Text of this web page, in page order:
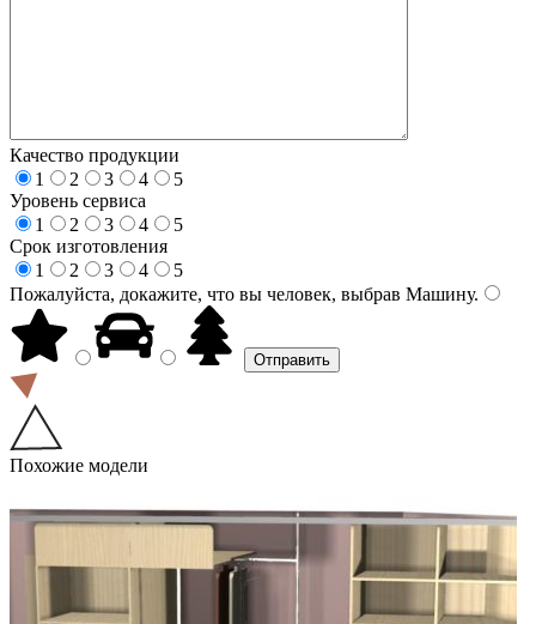
Качество продукции
1
2 3 4
5
Уровень сервиса
1
2 3 4
5
Срок изготовления
1
2 3 4
5
Пожалуйста, докажите, что вы человек, выбрав Машину.
Похожие модели